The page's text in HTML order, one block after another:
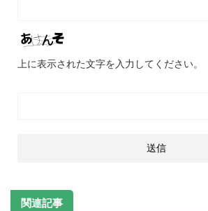
上に表示された文字を入力してください。
関連記事